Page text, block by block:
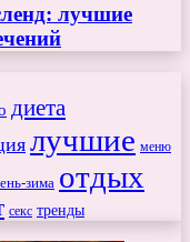
лучшие
диета
лучшие меню
зима отдых
секс тренды